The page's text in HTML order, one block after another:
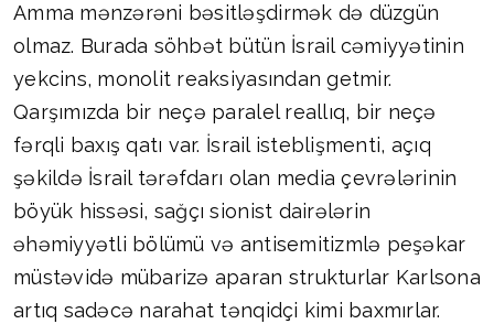
Amma mənzərəni bəsitləşdirmək də düzgün
olmaz. Burada söhbət bütün İsrail cəmiyyətinin
yekcins, monolit reaksiyasından getmir.
Qarşımızda bir neçə paralel reallıq, bir neçə
fərqli baxış qatı var. İsrail isteblişmenti, açıq
şəkildə İsrail tərəfdarı olan media çevrələrinin
böyük hissəsi, sağçı sionist dairələrin
əhəmiyyətli bölümü və antisemitizmlə peşəkar
müstəvidə mübarizə aparan strukturlar Karlsona
artıq sadəcə narahat tənqidçi kimi baxmırlar.